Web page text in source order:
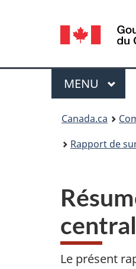
de
la
langue
Menu
MENU
Canada.ca
Rapport de
Le présent